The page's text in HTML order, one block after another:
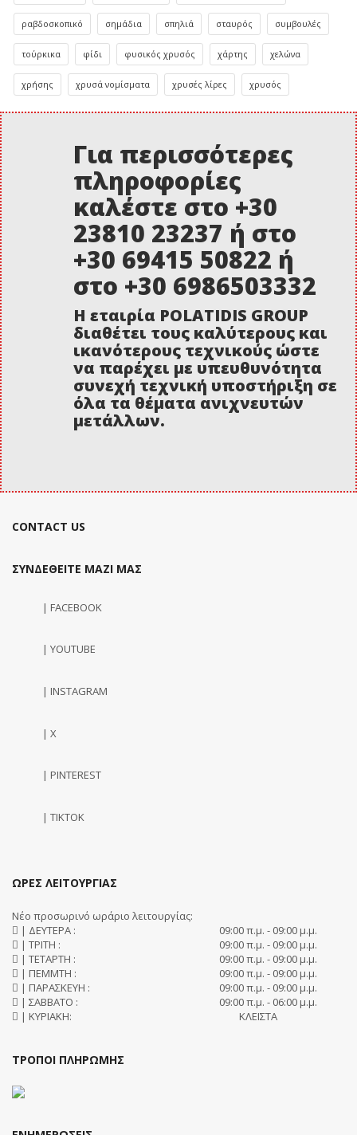
ραβδοσκοπικό σημάδια σπηλιά σταυρός συμβουλές
τούρκικα φίδι φυσικός χρυσός χάρτης χελώνα
χρήσης χρυσά νομίσματα χρυσές λίρες χρυσός
Για περισσότερες
πληροφορίες
καλέστε στο +30
23810 23237 ή στο
+30 69415 50822 ή
στο +30 6986503332
Η εταιρία POLATIDIS GROUP
διαθέτει τους καλύτερους και
ικανότερους τεχνικούς ώστε
να παρέχει με υπευθυνότητα
συνεχή τεχνική υποστήριξη σε
όλα τα θέματα ανιχνευτών
μετάλλων.
CONTACT US
ΣΥΝΔΕΘΕΙΤΕ ΜΑΖΙ ΜΑΣ
| FACEBOOK
| YOUTUBE
| INSTAGRAM
| X
| PINTEREST
| TIKTOK
ΩΡΕΣ ΛΕΙΤΟΥΡΓΙΑΣ
Νέο προσωρινό ωράριο λειτουργίας:
| ΔΕΥΤΕΡΑ :
09:00 π.μ. - 09:00 μ.μ.
| ΤΡΙΤΗ :
09:00 π.μ. - 09:00 μ.μ.
| ΤΕΤΑΡΤΗ :
09:00 π.μ. - 09:00 μ.μ.
| ΠΕΜΜΤΗ :
09:00 π.μ. - 09:00 μ.μ.
| ΠΑΡΑΣΚΕΥΗ :
09:00 π.μ. - 09:00 μ.μ.
| ΣΑΒΒΑΤΟ :
09:00 π.μ. - 06:00 μ.μ.
| ΚΥΡΙΑΚΗ:
ΚΛΕΙΣΤΑ
ΤΡΟΠΟΙ ΠΛΗΡΩΜΗΣ